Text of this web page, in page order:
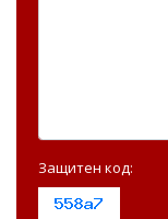
Защитен код: